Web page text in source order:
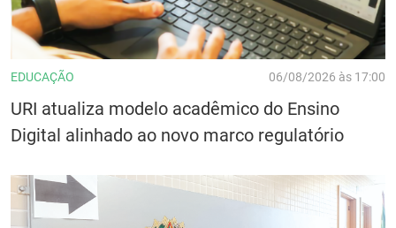
EDUCAÇÃO 06/08/2026 às 17:00
URI atualiza modelo acadêmico do Ensino
Digital alinhado ao novo marco regulatório